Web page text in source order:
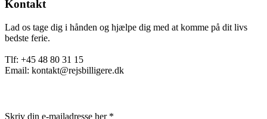
Kontakt
Lad os tage dig i hånden og hjælpe dig med at komme på dit livs
bedste ferie.
Tlf: +45 48 80 31 15
Email: kontakt@rejsbilligere.dk
Skriv din e-mailadresse her *